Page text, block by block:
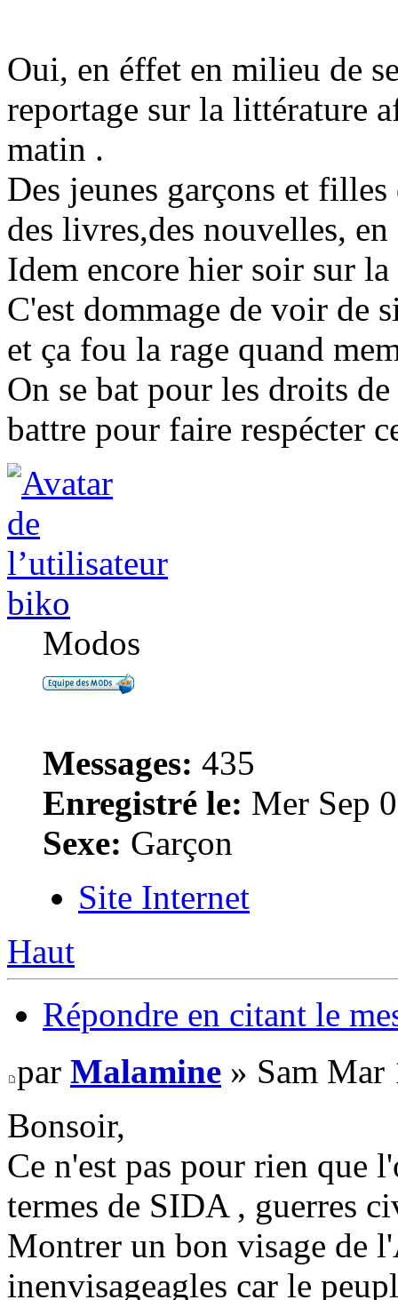
Oui, en éffet en milieu de
reportage sur la littérature
matin .
Des jeunes garçons et
des livres,des nouvelles,
Idem encore hier soir sur
C'est dommage de voir de
et ça fou la rage quand
On se bat pour les droits
battre pour faire respécter
biko
Modos
Messages: 435
Enregistré le: Mer Sep
Sexe: Garçon
Site Internet
Haut
Répondre en citant le
par Malamine » Sam Mar
Bonsoir,
Ce n'est pas pour rien que
termes de SIDA , guerres
Montrer un bon visage de
inenvisageagles car le